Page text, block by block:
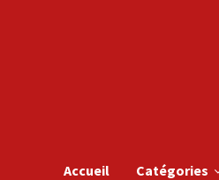
Accueil Catégories